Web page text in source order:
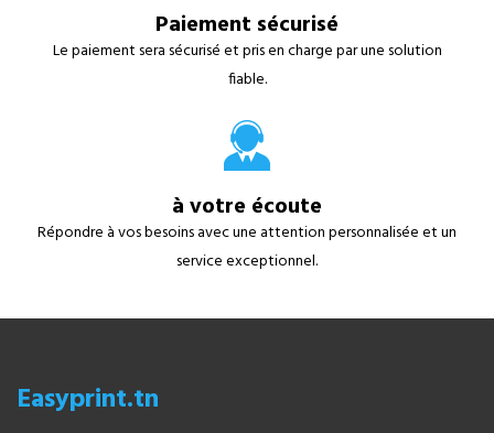
Paiement sécurisé
Le paiement sera sécurisé et pris en charge par une solution
fiable.
à votre écoute
Répondre à vos besoins avec une attention personnalisée et un
service exceptionnel.
Easyprint.tn